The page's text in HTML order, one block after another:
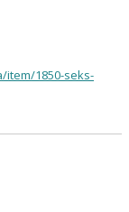
1850-seks-